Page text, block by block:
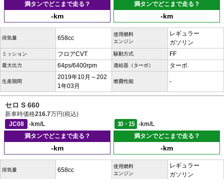
満タンでどこまで走る？
-km
満タンでどこまで走る？
-km
排気量 658cc
使用燃料
エンジン
レギュラー
ガソリン
ミッション フロアCVT 駆動方式 FF
最大出力 64ps/6400rpm 過給器（ターボ） ターボ
生産期間
2019年10月～202
1年03月
燃費性能 -
セロ S 660
新車時価格216.7万円(税込)
JC08
-km/L 10・15
-km/L
満タンでどこまで走る？
-km
満タンでどこまで走る？
-km
排気量 658cc
使用燃料
エンジン
レギュラー
ガソリン